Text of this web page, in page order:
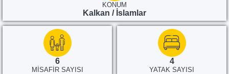
KONUM
Kalkan / İslamlar
6
MISAFIR SAYISI
4
YATAK SAYISI